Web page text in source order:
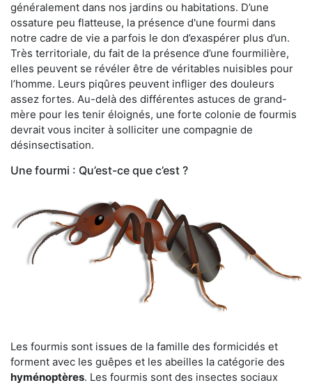
généralement dans nos jardins ou habitations. D’une
ossature peu flatteuse, la présence d'une fourmi dans
notre cadre de vie a parfois le don d’exaspérer plus d’un.
Très territoriale, du fait de la présence d’une fourmilière,
elles peuvent se révéler être de véritables nuisibles pour
l’homme. Leurs piqûres peuvent infliger des douleurs
assez fortes. Au-delà des différentes astuces de grand-
mère pour les tenir éloignés, une forte colonie de fourmis
devrait vous inciter à solliciter une compagnie de
désinsectisation.
Une fourmi : Qu’est-ce que c’est ?
Les fourmis sont issues de la famille des formicidés et
forment avec les guêpes et les abeilles la catégorie des
hyménoptères. Les fourmis sont des insectes sociaux